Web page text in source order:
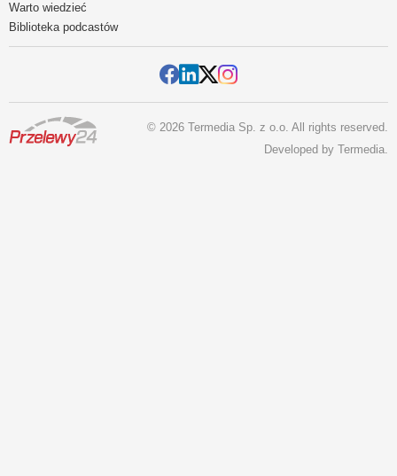
Warto wiedzieć
Biblioteka podcastów
© 2026 Termedia Sp. z o.o. All rights reserved.
Developed by Termedia.